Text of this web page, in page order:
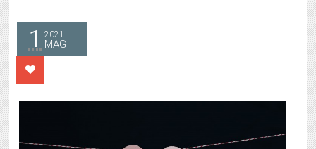
1 2021
MAG